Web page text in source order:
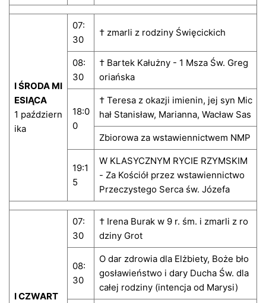
I ŚRODA MI
ESIĄCA
1 październ
ika
07:
30
† zmarli z rodziny Święcickich
08:
30
† Bartek Kałużny - 1 Msza Św. Greg
oriańska
18:0
0
† Teresa z okazji imienin, jej syn Mic
hał Stanisław, Marianna, Wacław Sas
Zbiorowa za wstawiennictwem NMP
19:1
5
W KLASYCZNYM RYCIE RZYMSKIM
- Za Kościół przez wstawiennictwo
Przeczystego Serca św. Józefa
I CZWART
07:
30
† Irena Burak w 9 r. śm. i zmarli z ro
dziny Grot
08:
30
O dar zdrowia dla Elżbiety, Boże bło
gosławieństwo i dary Ducha Św. dla
całej rodziny (intencja od Marysi)